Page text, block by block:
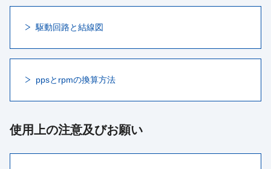
駆動回路と結線図
ppsとrpmの換算方法
使用上の注意及びお願い